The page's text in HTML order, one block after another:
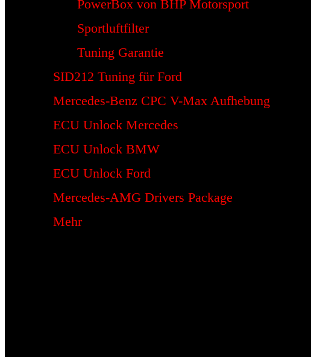
PowerBox von BHP Motorsport
Sportluftfilter
Tuning Garantie
SID212 Tuning für Ford
Mercedes-Benz CPC V-Max Aufhebung
ECU Unlock Mercedes
ECU Unlock BMW
ECU Unlock Ford
Mercedes-AMG Drivers Package
Mehr